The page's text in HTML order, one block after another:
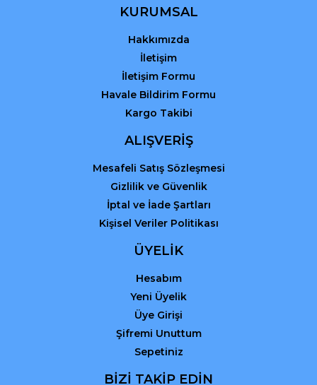
Ürün fiyatı diğer sitelerden daha pahalı.
Gönder
KURUMSAL
Hakkımızda
İletişim
İletişim Formu
Havale Bildirim Formu
Kargo Takibi
ALIŞVERİŞ
Mesafeli Satış Sözleşmesi
Gizlilik ve Güvenlik
İptal ve İade Şartları
Kişisel Veriler Politikası
ÜYELİK
Hesabım
Yeni Üyelik
Üye Girişi
Şifremi Unuttum
Sepetiniz
BİZİ TAKİP EDİN